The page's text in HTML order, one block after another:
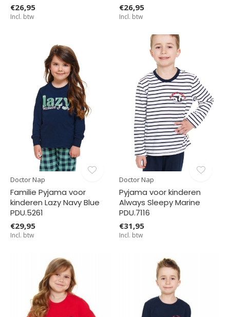
€26,95
Incl. btw
€26,95
Incl. btw
Doctor Nap
Familie Pyjama voor
kinderen Lazy Navy Blue
PDU.5261
€29,95
Incl. btw
Doctor Nap
Pyjama voor kinderen
Always Sleepy Marine
PDU.7116
€31,95
Incl. btw